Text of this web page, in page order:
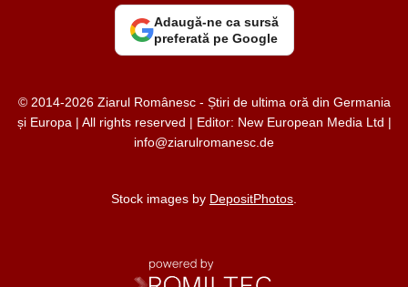
Adaugă-ne ca sursă
preferată pe Google
© 2014-2026 Ziarul Românesc - Știri de ultima oră din Germania
și Europa | All rights reserved | Editor: New European Media Ltd |
info@ziarulromanesc.de
Stock images by DepositPhotos